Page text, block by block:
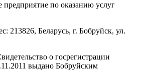
предприятие по оказанию услуг
213826, Беларусь, г. Бобруйск, ул.
о госрегистрации
выдано Бобруйским